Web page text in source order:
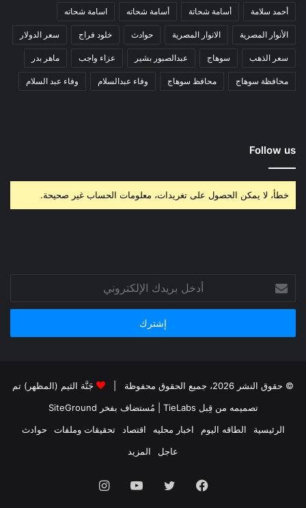
أحمد سلامة أسامة شحاتة أسامة شحاته اسامة شحاته
الأنوار المصرية الانوار المصرية حوادث خلود فراج سعر الدولار
سعر الذهب سوهاج عبدالصبور بشير عزاء واجب ماهر بدر
محافظة سوهاج محافظ سوهاج وفاء عبدالسلام وفاء عبد السلام
Follow us
خطأ، لا يمكن الحصول على تغريدات، معلومات الحساب غير صحيحة.
بريدك
الإلكتروني
© حقوق النشر 2026، جميع الحقوق محفوظة |
جَنَّة الثيم (المظهر) تم
تصميمه من قِبل TieLabs
| مُستضاف بفخر SiteGround
الرئيسية
الطاقه اليوم اخبار محليه اقتصاد تحقيقات وملفات
حوادث
عاجل
المزيد
فيسبوك تويتر يوتيوبانستقرام